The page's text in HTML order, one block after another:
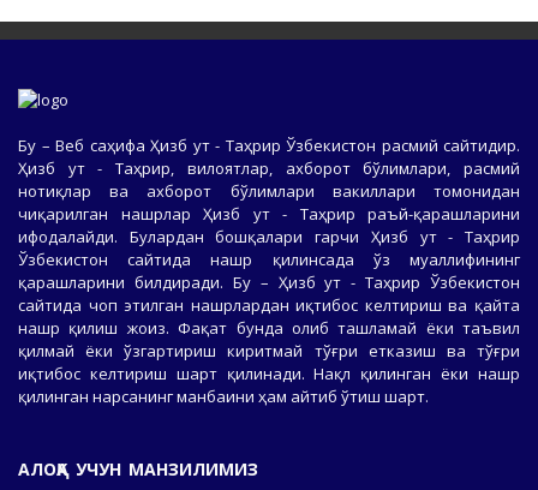
Бу – Веб саҳифа Ҳизб ут - Таҳрир Ўзбекистон расмий сайтидир.
Ҳизб ут - Таҳрир, вилоятлар, ахборот бўлимлари, расмий
нотиқлар ва ахборот бўлимлари вакиллари томонидан
чиқарилган нашрлар Ҳизб ут - Таҳрир раъй-қарашларини
ифодалайди. Булардан бошқалари гарчи Ҳизб ут - Таҳрир
Ўзбекистон сайтида нашр қилинсада ўз муаллифининг
қарашларини билдиради. Бу – Ҳизб ут - Таҳрир Ўзбекистон
сайтида чоп этилган нашрлардан иқтибос келтириш ва қайта
нашр қилиш жоиз. Фақат бунда олиб ташламай ёки таъвил
қилмай ёки ўзгартириш киритмай тўғри етказиш ва тўғри
иқтибос келтириш шарт қилинади. Нақл қилинган ёки нашр
қилинган нарсанинг манбаини ҳам айтиб ўтиш шарт.
АЛОҚА УЧУН МАНЗИЛИМИЗ